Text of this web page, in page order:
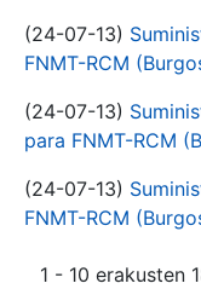
(24-07-13)
FNMT-RCM
(24-07-13)
para FNMT-RCM
(24-07-13)
FNMT-RCM
1 - 10 erakusten